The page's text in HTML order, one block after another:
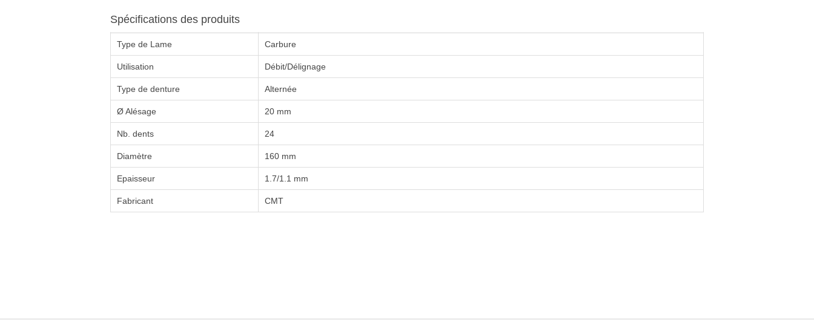
Spécifications des produits
Type de Lame Carbure
Utilisation Débit/Délignage
Type de denture Alternée
Ø Alésage 20 mm
Nb. dents 24
Diamètre 160 mm
Epaisseur 1.7/1.1 mm
Fabricant CMT